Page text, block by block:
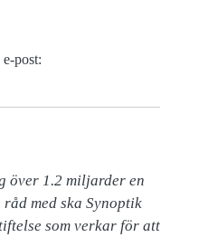
post:
över 1.2 miljarder en
med ska Synoptik
som verkar för att